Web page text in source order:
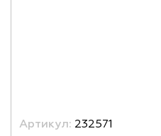
Артикул: 232571